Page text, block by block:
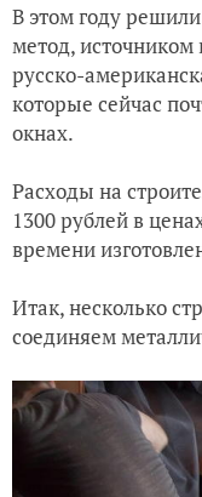
В этом году
метод, источником
русско-
которые сейчас
окнах.
Расходы на
1300 рублей в
времени
Итак, несколько
соединяем